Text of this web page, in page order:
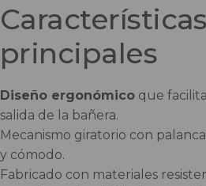
Características
principales
Diseño ergonómico que
salida de la bañera.
Mecanismo giratorio con
y cómodo.
Fabricado con materiales